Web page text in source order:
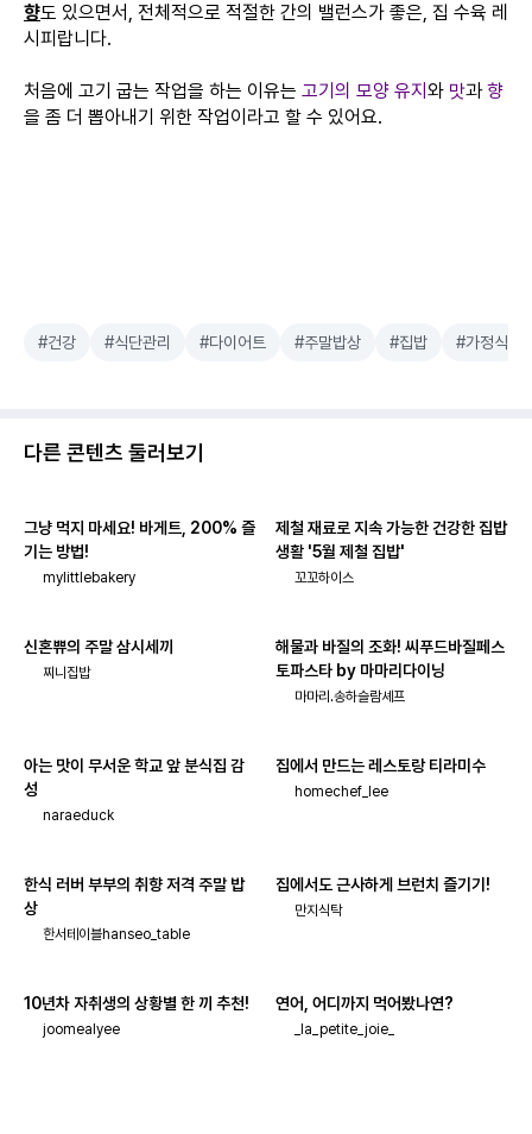
향도 있으면서, 전체적으로 적절한 간의 밸런스가 좋은, 집 수육 레
시피랍니다.
처음에 고기 굽는 작업을 하는 이유는 고기의 모양 유지와 맛과향
을 좀 더 뽑아내기 위한 작업이라고 할 수 있어요.
#건강 #식단관리 #다이어트 #주말밥상 #집밥 #가정식
다른 콘텐츠 둘러보기
그냥 먹지 마세요! 바게트, 200% 즐
기는 방법!
mylittlebakery
제철 재료로 지속 가능한 건강한 집밥
생활 '5월 제철 집밥'
꼬꼬하이스
신혼쀼의 주말 삼시세끼
찌니집밥
해물과 바질의 조화! 씨푸드바질페스
토파스타 by 마마리다이닝
마마리.송하슬람셰프
아는 맛이 무서운 학교 앞 분식집 감
성
naraeduck
집에서 만드는 레스토랑 티라미수
homechef_lee
한식 러버 부부의 취향 저격 주말 밥
상
한서테이블hanseo_table
집에서도 근사하게 브런치 즐기기!
만지식탁
10년차 자취생의 상황별 한 끼 추천!
joomealyee
연어, 어디까지 먹어봤나연?
_la_petite_joie_